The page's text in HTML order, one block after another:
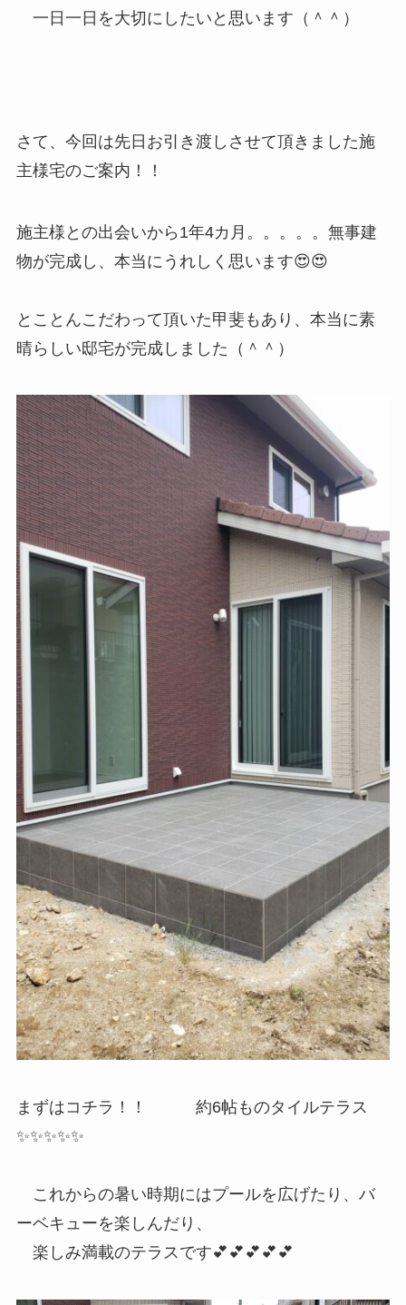
一日一日を大切にしたいと思います（＾＾）
さて、今回は先日お引き渡しさせて頂きました施
主様宅のご案内！！
施主様との出会いから1年4カ月。。。。。無事建
物が完成し、本当にうれしく思います😍😍
とことんこだわって頂いた甲斐もあり、本当に素
晴らしい邸宅が完成しました（＾＾）
まずはコチラ！！ 約6帖ものタイルテラス
✨✨✨✨✨
これからの暑い時期にはプールを広げたり、バ
ーベキューを楽しんだり、
楽しみ満載のテラスです💕💕💕💕💕